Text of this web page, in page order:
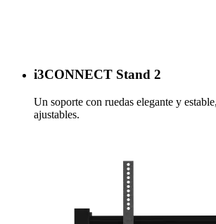
i3CONNECT Stand 2
Un soporte con ruedas elegante y
ajustables.